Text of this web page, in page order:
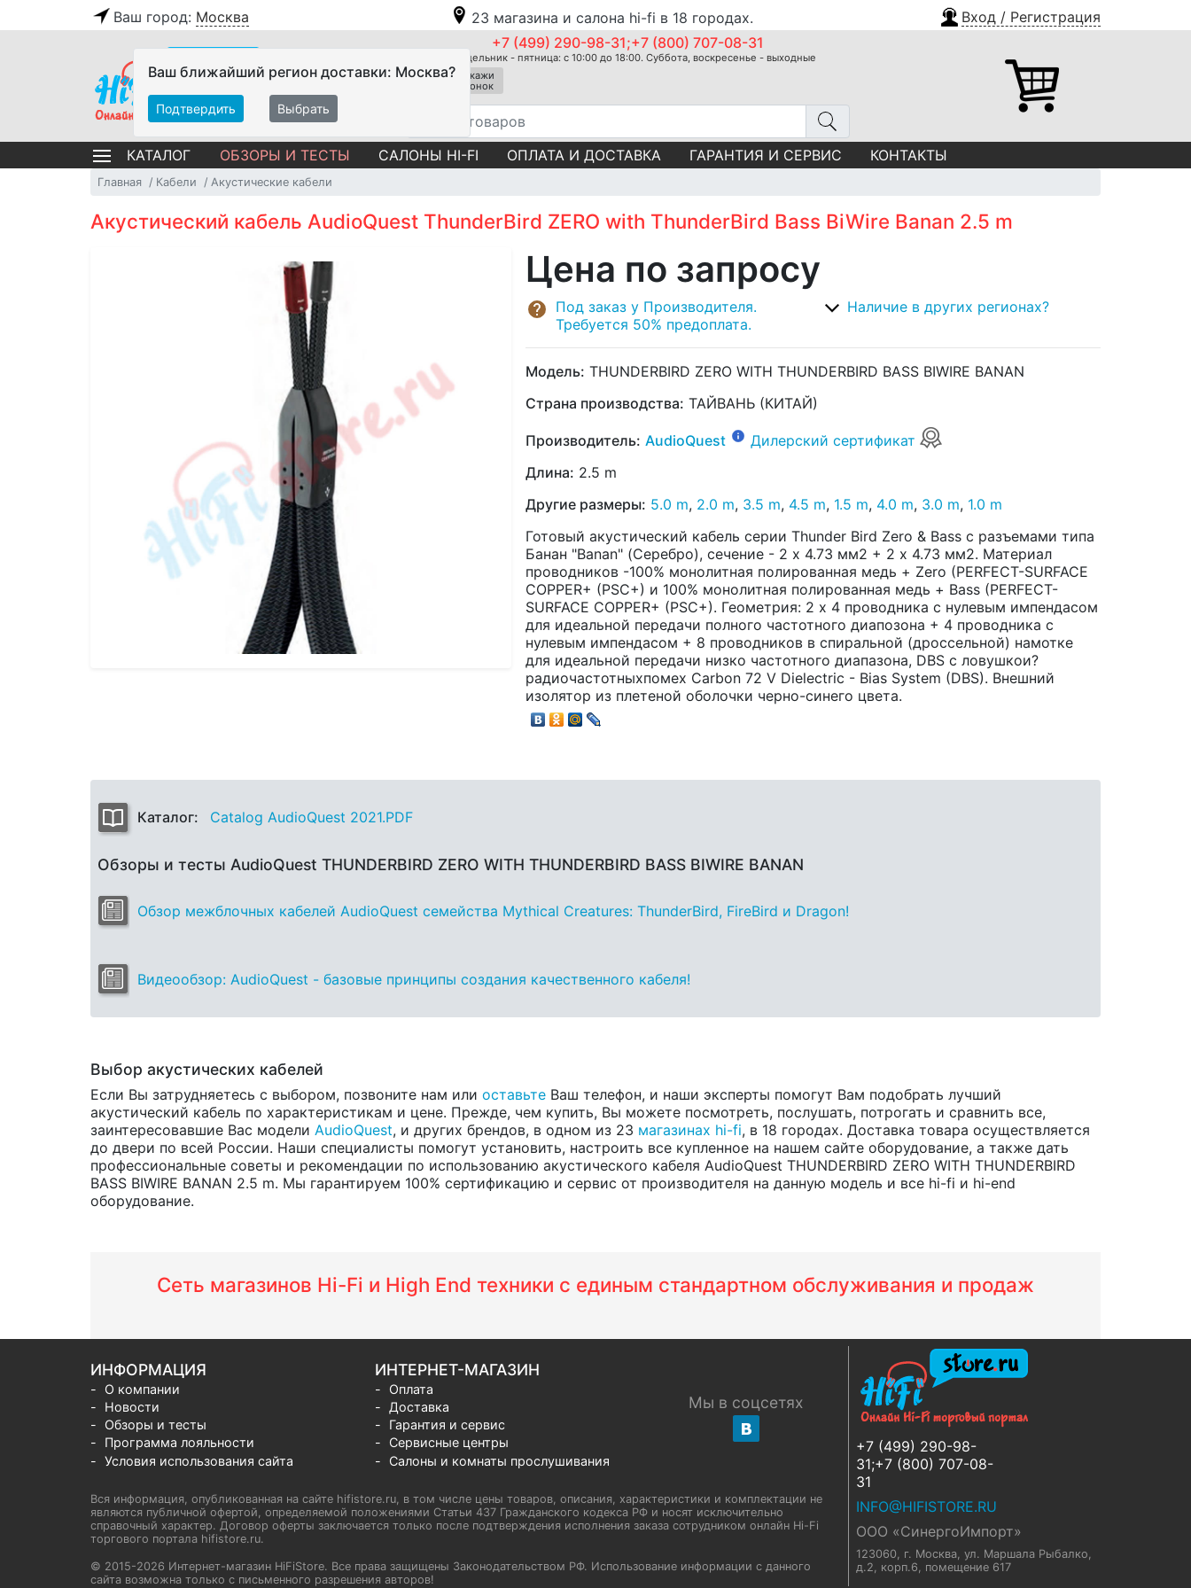
Ваш город: Москва 23 магазина и салона hi-fi в 18 городах. Вход / Регистрация
Ваш ближайший регион доставки: Москва?
Подтвердить Выбрать
+7 (499) 290-98-31;+7 (800) 707-08-31
Понедельник - пятница: с 10:00 до 18:00. Суббота, воскресенье - выходные
Закажи
звонок
КАТАЛОГ ОБЗОРЫ И ТЕСТЫ САЛОНЫ HI-FI ОПЛАТА И ДОСТАВКА ГАРАНТИЯ И СЕРВИС КОНТАКТЫ
Главная Кабели Акустические кабели
Акустический кабель AudioQuest ThunderBird ZERO with ThunderBird Bass BiWire Banan 2.5 m
Цена по запросу
Под заказ у Производителя.
Требуется 50% предоплата.
Наличие в других регионах?
Модель: THUNDERBIRD ZERO WITH THUNDERBIRD BASS BIWIRE BANAN
Страна производства: ТАЙВАНЬ (КИТАЙ)
Производитель: AudioQuest
Дилерский сертификат
Длина: 2.5 m
Другие размеры: 5.0 m, 2.0 m, 3.5 m, 4.5 m, 1.5 m, 4.0 m, 3.0 m, 1.0 m
Готовый акустический кабель серии Thunder Bird Zero & Bass с разъемами типа
Банан "Banan" (Серебро), сечение - 2 x 4.73 мм2 + 2 x 4.73 мм2. Материал
проводников -100% монолитная полированная медь + Zero (PERFECT-SURFACE
COPPER+ (PSC+) и 100% монолитная полированная медь + Bass (PERFECT-
SURFACE COPPER+ (PSC+). Геометрия: 2 х 4 проводника с нулевым импендасом
для идеальной передачи полного частотного диапозона + 4 проводника с
нулевым импендасом + 8 проводников в спиральной (дроссельной) намотке
для идеальной передачи низко частотного диапазона, DBS с ловушкои?
радиочастотныхпомех Carbon 72 V Dielectric - Bias System (DBS). Внешний
изолятор из плетеной оболочки черно-синего цвета.
Каталог: Catalog AudioQuest 2021.PDF
Обзоры и тесты AudioQuest THUNDERBIRD ZERO WITH THUNDERBIRD BASS BIWIRE BANAN
Обзор межблочных кабелей AudioQuest семейства Mythical Creatures: ThunderBird, FireBird и Dragon!
Видеообзор: AudioQuest - базовые принципы создания качественного кабеля!
Выбор акустических кабелей
Если Вы затрудняетесь с выбором, позвоните нам или оставьте Ваш телефон, и наши эксперты помогут Вам подобрать лучший
акустический кабель по характеристикам и цене. Прежде, чем купить, Вы можете посмотреть, послушать, потрогать и сравнить все,
заинтересовавшие Вас модели AudioQuest, и других брендов, в одном из 23 магазинах hi-fi, в 18 городах. Доставка товара осуществляется
до двери по всей России. Наши специалисты помогут установить, настроить все купленное на нашем сайте оборудование, а также дать
профессиональные советы и рекомендации по использованию акустического кабеля AudioQuest THUNDERBIRD ZERO WITH THUNDERBIRD
BASS BIWIRE BANAN 2.5 m. Мы гарантируем 100% сертификацию и сервис от производителя на данную модель и все hi-fi и hi-end
оборудование.
Сеть магазинов Hi-Fi и High End техники с единым стандартном обслуживания и продаж
+7 (499) 290-98-
31;+7 (800) 707-08-
31
INFO@HIFISTORE.RU
ООО «СинергоИмпорт»
123060, г. Москва ул. Маршала Рыбалко,
д.2, корп.6, помещение 617
ИНФОРМАЦИЯ
О компании
Новости
Обзоры и тесты
Программа лояльности
Условия использования сайта
ИНТЕРНЕТ-МАГАЗИН
Оплата
Доставка
Гарантия и сервис
Сервисные центры
Салоны и комнаты прослушивания
Мы в соцсетях
Вся информация, опубликованная на сайте hifistore.ru, в том числе цены товаров, описания, характеристики и комплектации не
являются публичной офертой, определяемой положениями Статьи 437 Гражданского кодекса РФ и носят исключительно
справочный характер. Договор оферты заключается только после подтверждения исполнения заказа сотрудником онлайн Hi-Fi
торгового портала hifistore.ru.
© 2015-2026 Интернет-магазин HiFiStore. Все права защищены Законодательством РФ. Использование информации с данного
сайта возможна только с письменного разрешения авторов!